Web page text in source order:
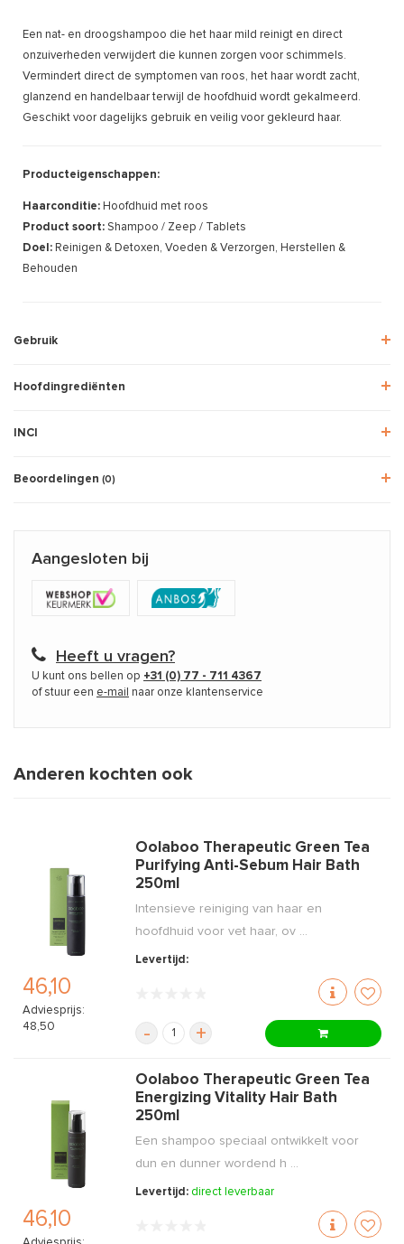
Een nat- en droogshampoo die het haar mild reinigt en direct
onzuiverheden verwijdert die kunnen zorgen voor schimmels.
Vermindert direct de symptomen van roos, het haar wordt zacht,
glanzend en handelbaar terwijl de hoofdhuid wordt gekalmeerd.
Geschikt voor dagelijks gebruik en veilig voor gekleurd haar.
Producteigenschappen:
Haarconditie: Hoofdhuid met roos
Product soort: Shampoo / Zeep / Tablets
Doel: Reinigen & Detoxen, Voeden & Verzorgen, Herstellen &
Behouden
Gebruik
Hoofdingrediënten
INCI
Beoordelingen (0)
Aangesloten bij
Heeft u vragen?
U kunt ons bellen op +31 (0) 77 - 711 4367
of stuur een e-mail naar onze klantenservice
Anderen kochten ook
46,10
Adviesprijs:
48,50
Oolaboo Therapeutic Green Tea
Purifying Anti-Sebum Hair Bath
250ml
Intensieve reiniging van haar en
hoofdhuid voor vet haar, ov ...
Levertijd:
- +
46,10
Oolaboo Therapeutic Green Tea
Energizing Vitality Hair Bath
250ml
Een shampoo speciaal ontwikkelt voor
dun en dunner wordend h ...
Levertijd: direct leverbaar